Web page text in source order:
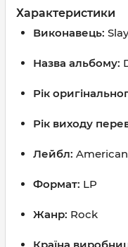
Характеристики
Виконавець:
Назва альбому:
Рік
Рік виходу
Лейбл:
Формат: LP
Жанр: Rock